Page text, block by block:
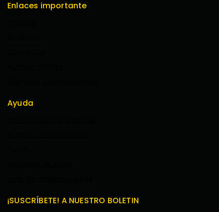
Enlaces importante
Ayuda
¡SUSCRÍBETE! A NUESTRO BOLETIN